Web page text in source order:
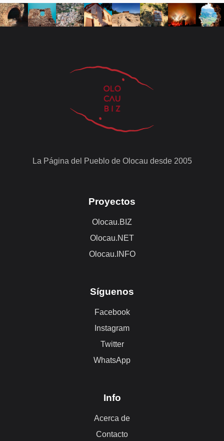
La Página del Pueblo de Olocau desde 2005
Proyectos
Olocau.BIZ
Olocau.NET
Olocau.INFO
Síguenos
Facebook
Instagram
Twitter
WhatsApp
Info
Acerca de
Contacto